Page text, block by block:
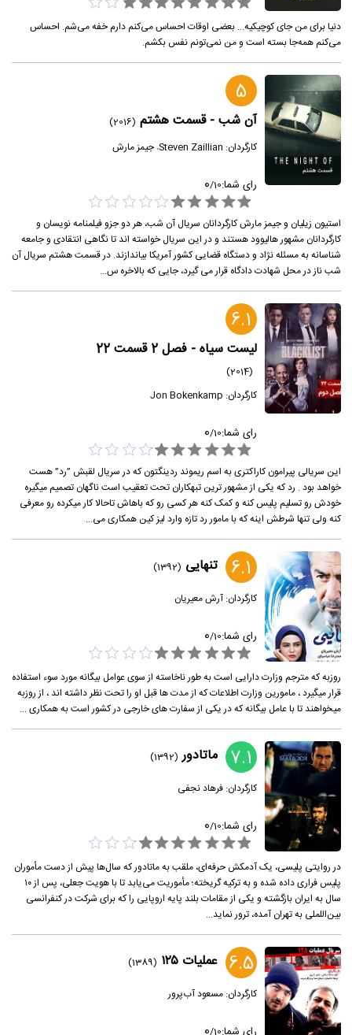
دنیا برای من جای کوچیکیه... بعضی اوقات احساس می‌کنم دارم خفه می‌شم. احساس
می‌کنم همه‌جا بسته است و من نمی‌تونم نفس بکشم.
5
آن شب - قسمت هشتم (2016)
کارگردان: Steven Zaillian،جیمز مارش
رای شما: 0/10
استیون زیلیان و جیمز مارش کارگردانان سریال آن شب، هر دو جزو فیلمنامه نویسان و
کارگردانان مشهور هالیوود هستند و در این سریال خواسته اند تا نگاهی انتقادی و جامعه
شناسانه به مسئله نژاد و دستگاه قضایی کشور آمریکا بیاندازند. در قسمت هشتم سریال آن
شب ناز در محل شهادت دادگاه قرار می گیرد، جایی که بالاخره س...
6.1
لیست سیاه - فصل 2 قسمت 22
(2014)
کارگردان: Jon Bokenkamp
رای شما: 0/10
این سریالی پیرامون کاراکتری به اسم ریموند ردینگتون که در سریال لقبش ”رد” هست
خواهد بود . رد که یکی از مشهور ترین تبهکاران تحت تعقیب است ناگهان تصمیم میگیره
خودش رو تسلیم پلیس کنه و کمک کنه هر کسی رو که باهاش تاحالا کار میکرده رو معرفی
کنه ولی تنها شرطش اینه که با مامور رد تازه وارد لیز کین همکاری می...
6.1 تنهایی (1392)
کارگردان:آرش معیریان
رای شما: 0/10
روزبه که مترجم وزارت دارایی است به طور ناخاسته از سوی عوامل بیگانه مورد سوء استفاده
قرار میگیرد ، مامورین وزارت اطلاعات که از مدت ها قبل او را تحت نظر داشته اند ، از روزبه
میخواهند تا با عامل بیگانه که در یکی از سفارت های خارجی در کشور است به همکاری ...
7.1 ماتادور (1392)
کارگردان:فرهاد نجفی
رای شما: 0/10
در روایتی پلیسی، یک آدمکش حرفه‌ای، ملقب به ماتادور که سال‌ها پیش از دست مأموران
پلیس فراری داده شده و به ترکیه گریخته؛ مأموریت می‌یابد تا با هویت جعلی، پس از ۱۰
سال به ایران بازگشته و یکی از مقامات بلند پایه اروپایی را که برای شرکت در کنفرانسی
بین‌اللملی به تهران آمده، ترور نماید...
6.5 عملیات ۱۲۵
(1389)
کارگردان:مسعود آب‌پرور